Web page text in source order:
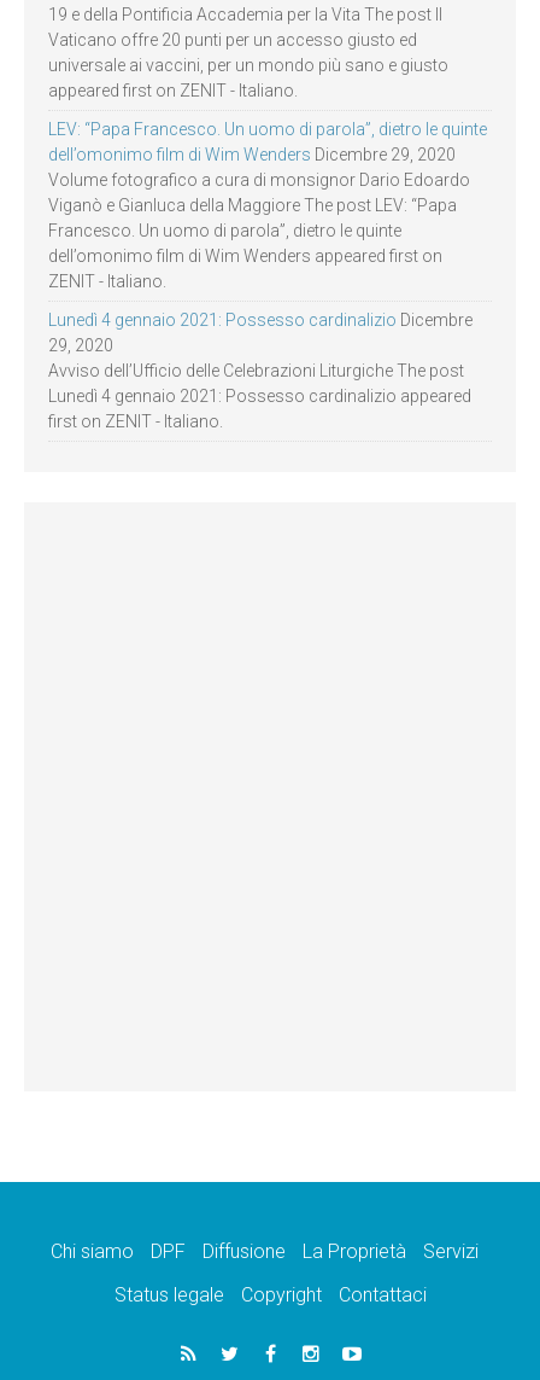
19 e della Pontificia Accademia per la Vita The post Il
Vaticano offre 20 punti per un accesso giusto ed
universale ai vaccini, per un mondo più sano e giusto
appeared first on ZENIT - Italiano.
LEV: “Papa Francesco. Un uomo di parola”, dietro le quinte
dell’omonimo film di Wim Wenders Dicembre 29, 2020
Volume fotografico a cura di monsignor Dario Edoardo
Viganò e Gianluca della Maggiore The post LEV: “Papa
Francesco. Un uomo di parola”, dietro le quinte
dell’omonimo film di Wim Wenders appeared first on
ZENIT - Italiano.
Lunedì 4 gennaio 2021: Possesso cardinalizio Dicembre
29, 2020
Avviso dell’Ufficio delle Celebrazioni Liturgiche The post
Lunedì 4 gennaio 2021: Possesso cardinalizio appeared
first on ZENIT - Italiano.
Chi siamo DPF Diffusione La Proprietà
Servizi
Status legale
Copyright Contattaci